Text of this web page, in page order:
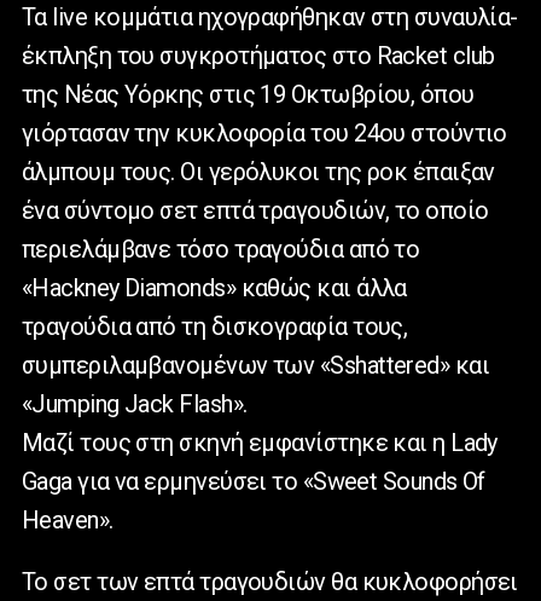
Τα live κομμάτια ηχογραφήθηκαν στη συναυλία-
έκπληξη του συγκροτήματος στο Racket club
της Νέας Υόρκης στις 19 Οκτωβρίου, όπου
γιόρτασαν την κυκλοφορία του 24ου στούντιο
άλμπουμ τους. Oι γερόλυκοι της ροκ έπαιξαν
ένα σύντομο σετ επτά τραγουδιών, το οποίο
περιελάμβανε τόσο τραγούδια από το
«Hackney Diamonds» καθώς και άλλα
τραγούδια από τη δισκογραφία τους,
συμπεριλαμβανομένων των «Sshattered» και
«Jumping Jack Flash».
Μαζί τους στη σκηνή εμφανίστηκε και η Lady
Gaga για να ερμηνεύσει το «Sweet Sounds Of
Heaven».
Το σετ των επτά τραγουδιών θα κυκλοφορήσει